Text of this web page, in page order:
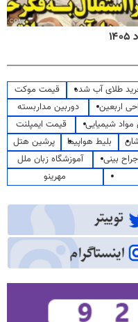
طلای آب شده
قیمت موکت
اربعین
دوربین مداربسته
شیمیایی
قیمت ایمپلنت
بلیط هواپیما
پرشین هتل
بینی
آموزشگاه زبان ملل
مهرینو